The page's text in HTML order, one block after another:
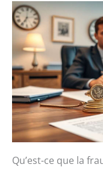
Qu’est-ce que la